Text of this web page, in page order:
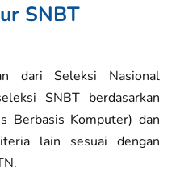
SNBT
dari Seleksi Nasional
SNBT berdasarkan
Berbasis Komputer) dan
lain sesuai dengan